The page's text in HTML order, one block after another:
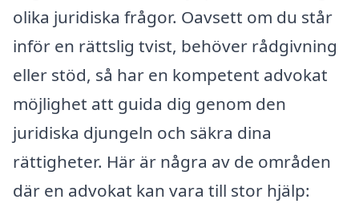
olika juridiska frågor. Oavsett om du står
inför en rättslig tvist, behöver rådgivning
eller stöd, så har en kompetent advokat
möjlighet att guida dig genom den
juridiska djungeln och säkra dina
rättigheter. Här är några av de områden
där en advokat kan vara till stor hjälp: